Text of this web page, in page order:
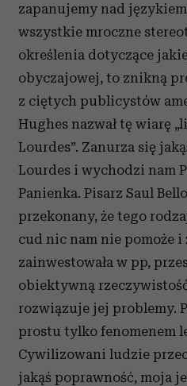
zapanujemy nad
wszystkie mroczne
określenia dotyczące
obyczajowej, to znikną
z ciętych publicystów
Hughes nazwał tę wiarę
Lourdes”. Zanurza się
Lourdes i wychodzi nam
Panienka. Pisarz Saul
przekonany, że tego
cud nic nam nie pomoże i
zainwestowała w pp,
obiektywną
rozwiązuje jej problemy.
prostu tylko fenomenem
Cywilizowani ludzie
jakąś poprawność, moja